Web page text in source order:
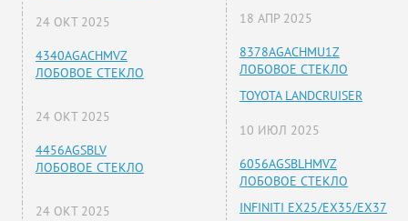
24 ОКТ 2025
4340AGACHMVZ
ЛОБОВОЕ СТЕКЛО
24 ОКТ 2025
4456AGSBLV
ЛОБОВОЕ СТЕКЛО
24 ОКТ 2025
18 АПР 2025
8378AGACHMU1Z
ЛОБОВОЕ СТЕКЛО
TOYOTA LANDCRUISER
10 ИЮЛ 2025
6056AGSBLHMVZ
ЛОБОВОЕ СТЕКЛО
INFINITI EX25/EX35/EX37